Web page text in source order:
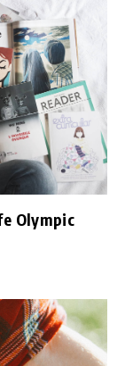
Olympic